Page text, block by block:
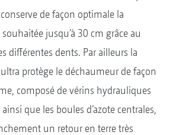
de façon optimale la
jusqu’à 30 cm grâce au
différentes dents. Par ailleurs la
protège le déchaumeur de façon
composé de vérins hydrauliques
que les boules d’azote centrales,
un retour en terre très